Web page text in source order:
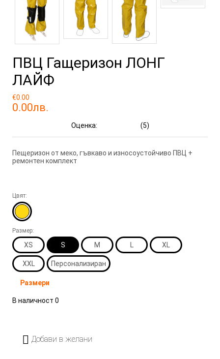
ПВЦ Гащеризон ЛОНГ
ЛАЙФ
€0.00
0.00лв.
Оценка: (5)
Пещеризон от меко, гъвкаво и износоустойчиво ПВЦ +
ремонтен комплект
Цвят:
Размер:
XS S M L XL
XXL Персонализиран
Размери
В наличност 0
Добави в желани